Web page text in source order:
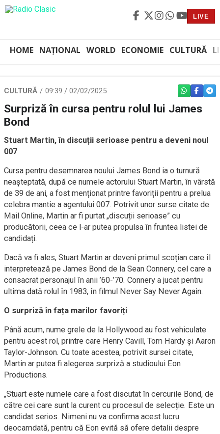
LIVE
HOME NAȚIONAL WORLD ECONOMIE CULTURĂ
CULTURĂ 09:39 / 02/02/2025 WHATSAPP
Surpriză în cursa pentru rolul lui James
Bond
Stuart Martin, în discuții serioase pentru a deveni noul
007
Cursa pentru desemnarea noului James Bond ia o turnură
neașteptată, după ce numele actorului Stuart Martin, în vârstă
de 39 de ani, a fost menționat printre favoriții pentru a prelua
celebra mantie a agentului 007. Potrivit unor surse citate de
Mail Online, Martin ar fi purtat „discuții serioase” cu
producătorii, ceea ce l-ar putea propulsa în fruntea listei de
candidați.
Dacă va fi ales, Stuart Martin ar deveni primul scoțian care îl
interpretează pe James Bond de la Sean Connery, cel care a
consacrat personajul în anii ’60-’70. Connery a jucat pentru
ultima dată rolul în 1983, în filmul Never Say Never Again.
O surpriză în fața marilor favoriți
Până acum, nume grele de la Hollywood au fost vehiculate
pentru acest rol, printre care Henry Cavill, Tom Hardy și Aaron
Taylor-Johnson. Cu toate acestea, potrivit sursei citate,
Martin ar putea fi alegerea surpriză a studioului Eon
Productions.
„Stuart este numele care a fost discutat în cercurile Bond, de
către cei care sunt la curent cu procesul de selecție. Este un
candidat serios. Nimeni nu va confirma acest lucru
deocamdată, pentru că Eon evită să ofere detalii despre